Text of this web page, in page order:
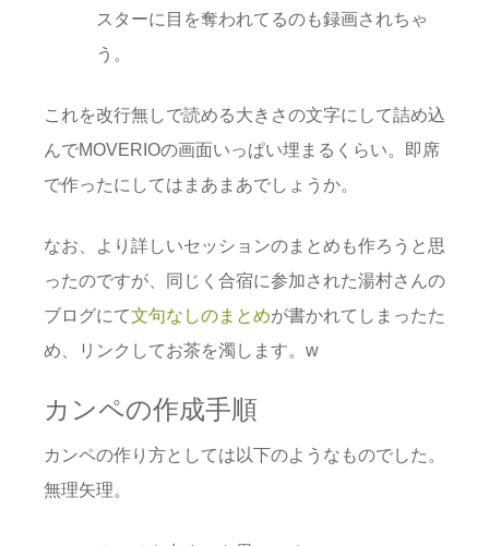
スターに目を奪われてるのも録画されちゃ
う。
これを改行無しで読める大きさの文字にして詰め込
んでMOVERIOの画面いっぱい埋まるくらい。即席
で作ったにしてはまあまあでしょうか。
なお、より詳しいセッションのまとめも作ろうと思
ったのですが、同じく合宿に参加された湯村さんの
ブログにて文句なしのまとめが書かれてしまったた
め、リンクしてお茶を濁します。w
カンペの作成手順
カンペの作り方としては以下のようなものでした。
無理矢理。